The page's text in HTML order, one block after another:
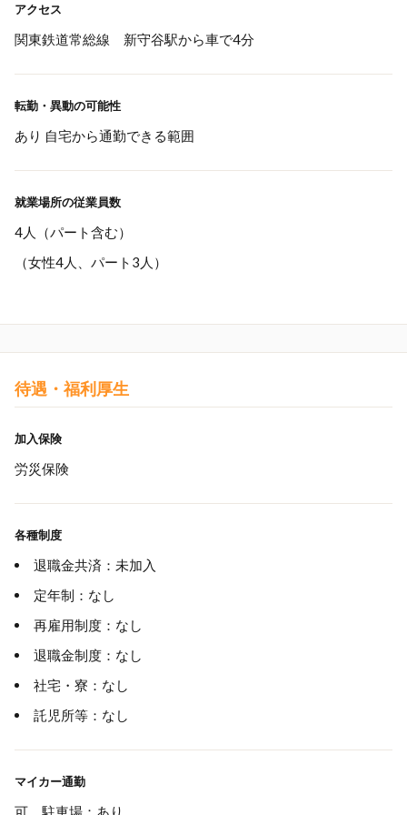
アクセス
関東鉄道常総線 新守谷駅から車で4分
転勤・異動の可能性
あり 自宅から通勤できる範囲
就業場所の従業員数
4人（パート含む）
（女性4人、パート3人）
待遇・福利厚生
加入保険
労災保険
各種制度
退職金共済：未加入
定年制：なし
再雇用制度：なし
退職金制度：なし
社宅・寮：なし
託児所等：なし
マイカー通勤
可 駐車場：あり